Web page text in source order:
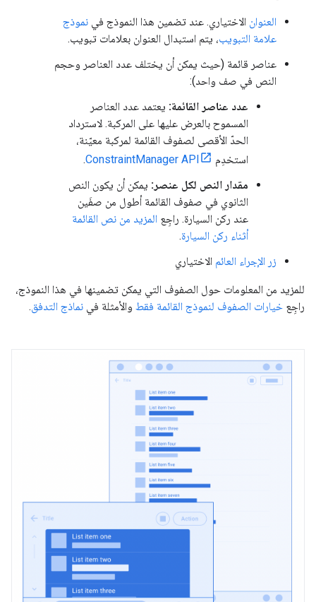
العنوان الاختياري. عند تضمين هذا النموذج في نموذج
علامة التبويب، يتم استبدال العنوان بعلامات تبويب.
عناصر قائمة (حيث يمكن أن يختلف عدد العناصر وحجم
النص في صف واحد):
عدد عناصر القائمة: يعتمد عدد العناصر
المسموح بالعرض عليها على المركبة. لاسترداد
الحدّ الأقصى لصفوف القائمة لمركبة معيّنة،
استخدِم
ConstraintManager API
.
مقدار النص لكل عنصر: يمكن أن يكون النص
الثانوي في صفوف القائمة أطول من صفَين
عند ركن السيارة. راجِع المزيد من نص القائمة
أثناء ركن السيارة.
زر الإجراء العائم الاختياري
للمزيد من المعلومات حول الصفوف التي يمكن تضمينها في هذا النموذج،
راجِع خيارات الصفوف لنموذج القائمة فقط والأمثلة في نماذج التدفق.